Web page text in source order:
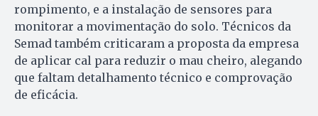
rompimento, e a instalação de sensores para
monitorar a movimentação do solo. Técnicos da
Semad também criticaram a proposta da empresa
de aplicar cal para reduzir o mau cheiro, alegando
que faltam detalhamento técnico e comprovação
de eficácia.